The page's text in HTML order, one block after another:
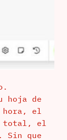
hoja de
hora, el
total, el
Sin que